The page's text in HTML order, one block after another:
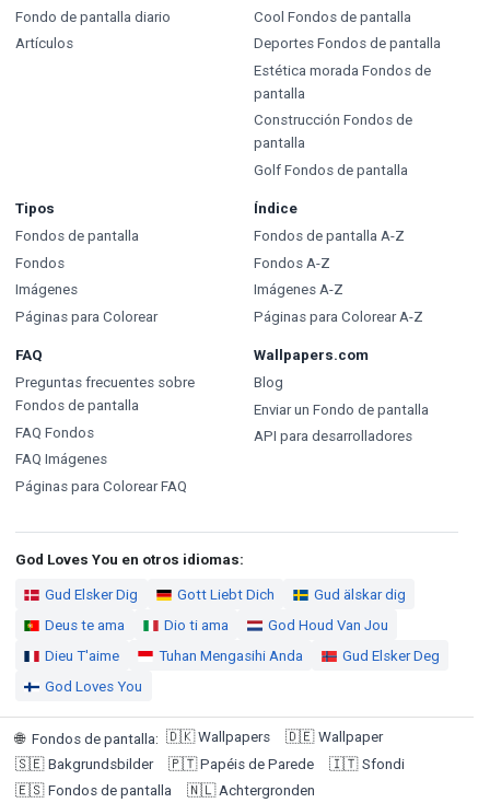
Fondo de pantalla diario
Artículos
Cool Fondos de pantalla
Deportes Fondos de pantalla
Estética morada Fondos de
pantalla
Construcción Fondos de
pantalla
Golf Fondos de pantalla
Tipos
Fondos de pantalla
Fondos
Imágenes
Páginas para Colorear
Índice
Fondos de pantalla A-Z
Fondos A-Z
Imágenes A-Z
Páginas para Colorear A-Z
FAQ
Preguntas frecuentes sobre
Fondos de pantalla
FAQ Fondos
FAQ Imágenes
Páginas para Colorear FAQ
Wallpapers.com
Blog
Enviar un Fondo de pantalla
API para desarrolladores
God Loves You en otros idiomas:
Gud Elsker Dig Gott Liebt Dich
Gud älskar dig
Deus te ama
Dio ti ama
God Houd Van Jou
Dieu T'aime
Tuhan Mengasihi Anda
Gud Elsker Deg
God Loves You
🌐 Fondos de pantalla: 🇩🇰 Wallpapers 🇩🇪 Wallpaper
🇸🇪 Bakgrundsbilder 🇵🇹 Papéis de Parede 🇮🇹 Sfondi
🇪🇸 Fondos de pantalla 🇳🇱 Achtergronden